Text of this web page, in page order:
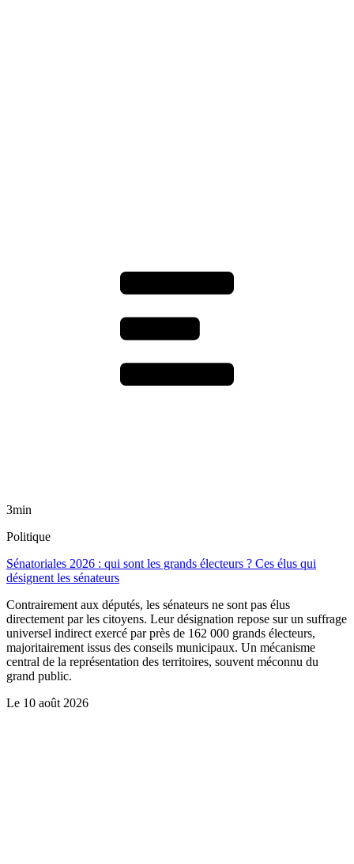
3min
Politique
Sénatoriales 2026 : qui sont les grands électeurs ? Ces élus qui
désignent les sénateurs
Contrairement aux députés, les sénateurs ne sont pas élus
directement par les citoyens. Leur désignation repose sur un suffrage
universel indirect exercé par près de 162 000 grands électeurs,
majoritairement issus des conseils municipaux. Un mécanisme
central de la représentation des territoires, souvent méconnu du
grand public.
Le 10 août 2026